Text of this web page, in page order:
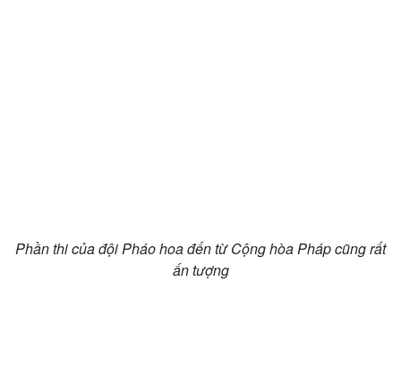
Phần thi của đội Pháo hoa đến từ Cộng hòa Pháp cũng rất
ấn tượng